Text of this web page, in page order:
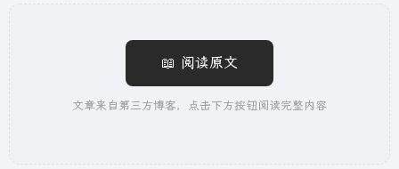
📖 阅读原文
文章来自第三方博客，点击下方按钮阅读完整内容